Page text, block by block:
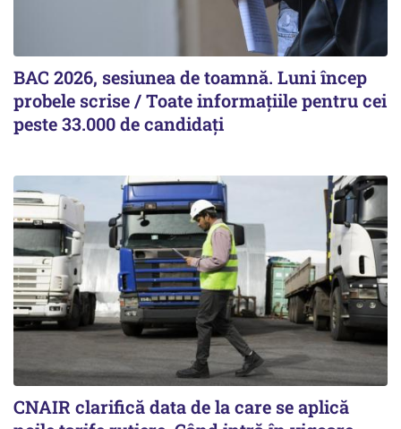
BAC 2026, sesiunea de toamnă. Luni încep
probele scrise / Toate informațiile pentru cei
peste 33.000 de candidați
CNAIR clarifică data de la care se aplică